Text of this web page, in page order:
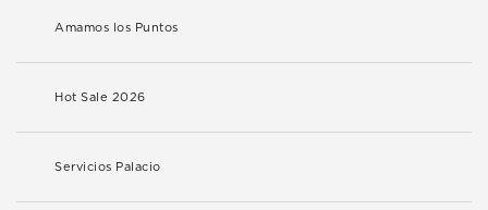
Amamos los Puntos
Hot Sale 2026
Servicios Palacio